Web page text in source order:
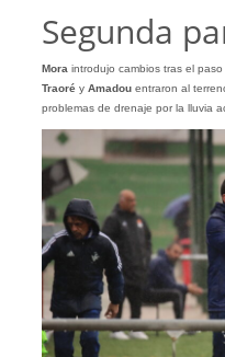
Segunda
Mora introdujo cambios tras el paso
Traoréy Amadouentraron al
problemas de drenaje por la lluvia